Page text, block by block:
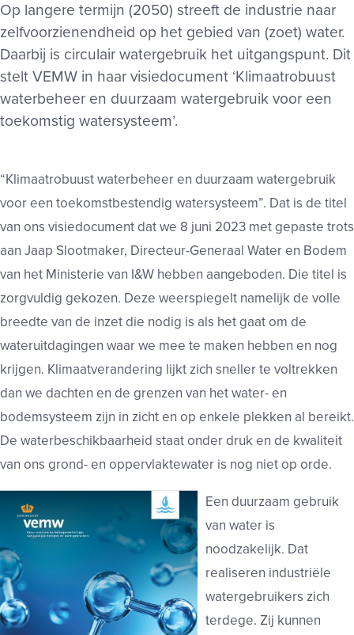
Op langere termijn (2050) streeft de industrie naar
zelfvoorzienendheid op het gebied van (zoet) water.
Daarbij is circulair watergebruik het uitgangspunt. Dit
stelt VEMW in haar visiedocument ‘Klimaatrobuust
waterbeheer en duurzaam watergebruik voor een
toekomstig watersysteem’.
“Klimaatrobuust waterbeheer en duurzaam watergebruik
voor een toekomstbestendig watersysteem”. Dat is de titel
van ons visiedocument dat we 8 juni 2023 met gepaste trots
aan Jaap Slootmaker, Directeur-Generaal Water en Bodem
van het Ministerie van I&W hebben aangeboden. Die titel is
zorgvuldig gekozen. Deze weerspiegelt namelijk de volle
breedte van de inzet die nodig is als het gaat om de
wateruitdagingen waar we mee te maken hebben en nog
krijgen. Klimaatverandering lijkt zich sneller te voltrekken
dan we dachten en de grenzen van het water- en
bodemsysteem zijn in zicht en op enkele plekken al bereikt.
De waterbeschikbaarheid staat onder druk en de kwaliteit
van ons grond- en oppervlaktewater is nog niet op orde.
Een duurzaam gebruik
van water is
noodzakelijk. Dat
realiseren industriële
watergebruikers zich
terdege. Zij kunnen